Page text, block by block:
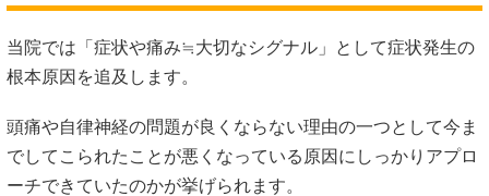
当院では「症状や痛み≒大切なシグナル」として症状発生の
根本原因を追及します。
頭痛や自律神経の問題が良くならない理由の一つとして今ま
でしてこられたことが悪くなっている原因にしっかりアプロ
ーチできていたのかが挙げられます。